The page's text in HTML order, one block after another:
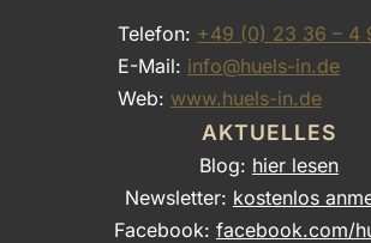
Telefon: +49 (0) 23 36 – 4
E-Mail: info@huels-in.de
Web: www.huels-in.de
AKTUELLES
Blog: hier lesen
Newsletter: kostenlos
Facebook: facebook.com/